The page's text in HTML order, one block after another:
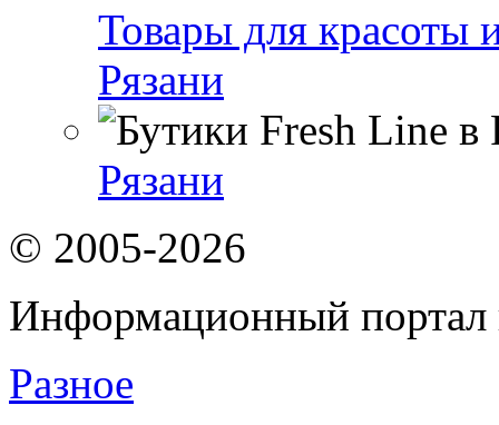
Товары для красоты
Рязани
Рязани
© 2005-2026
Информационный портал
Разное